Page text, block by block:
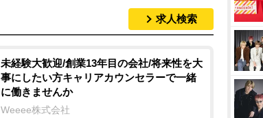
t
e
求人検索
未経験大歓迎/創業13年目の会社/将来性を大
事にしたい方キャリアカウンセラーで一緒
に働きませんか
Weeee株式会社